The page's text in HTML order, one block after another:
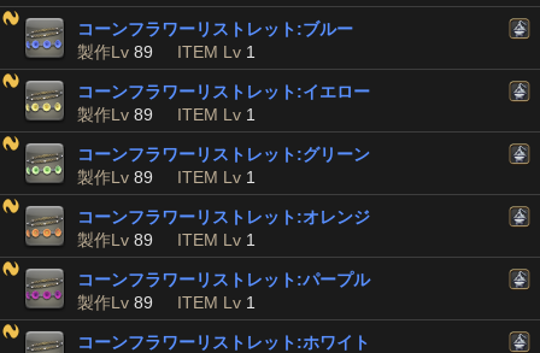
コーンフラワーリストレット:ブルー
製作Lv 89 ITEM Lv 1
コーンフラワーリストレット:イエロー
製作Lv 89 ITEM Lv 1
コーンフラワーリストレット:グリーン
製作Lv 89 ITEM Lv 1
コーンフラワーリストレット:オレンジ
製作Lv 89 ITEM Lv 1
コーンフラワーリストレット:パープル
製作Lv 89 ITEM Lv 1
コーンフラワーリストレット:ホワイト